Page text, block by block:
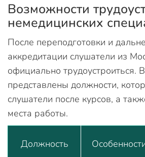
Возможности
немедицинских
После переподготовки и
аккредитации слушатели из
официально трудоустроиться.
представлены должности,
слушатели после курсов, а
места работы.
Должность